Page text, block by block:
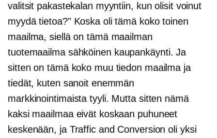
valitsit pakastekalan myyntiin, kun olisit voinut
myydä tietoa?" Koska oli tämä koko toinen
maailma, siellä on tämä maailman
tuotemaailma sähköinen kaupankäynti. Ja
sitten on tämä koko muu tiedon maailma ja
tiedät, kuten sanoit enemmän
markkinointimaista tyyli. Mutta sitten nämä
kaksi maailmaa eivät koskaan puhuneet
keskenään, ja Traffic and Conversion oli yksi